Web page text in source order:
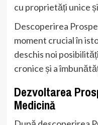
cu proprietăți unice
Descoperirea
moment crucial în
deschis noi
cronice și a
Dezvoltarea
Medicină